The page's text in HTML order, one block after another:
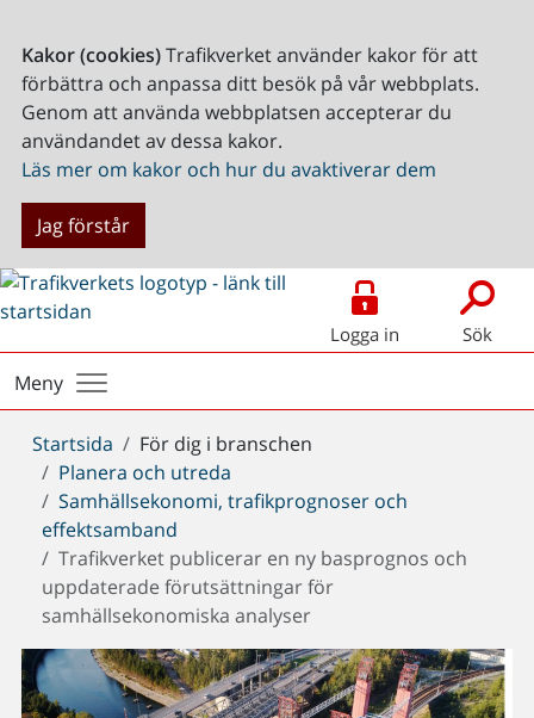
Kakor (cookies)Trafikverket använder kakor för att
förbättra och anpassa ditt besök på vår webbplats.
Genom att använda webbplatsen accepterar du
användandet av dessa kakor.
Läs mer om kakor och hur du avaktiverar dem
Jag förstår
Logga in Sök
Meny
Du
är
här:
Startsida
För dig i branschen
Planera och utreda
Samhällsekonomi, trafikprognoser och
effektsamband
Trafikverket publicerar en ny basprognos och
uppdaterade förutsättningar för
samhällsekonomiska analyser